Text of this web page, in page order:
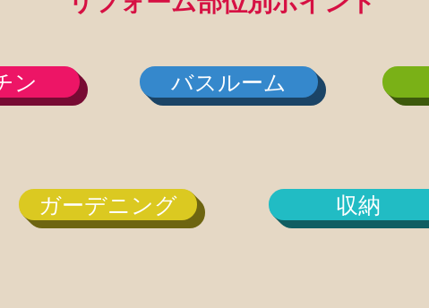
ン バスルーム
ガーデニング 収納